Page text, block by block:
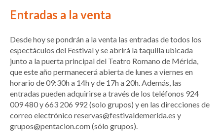
Entradas a la venta
Desde hoy se pondrán a la venta las entradas de todos los
espectáculos del Festival y se abrirá la taquilla ubicada
junto a la puerta principal del Teatro Romano de Mérida,
que este año permanecerá abierta de lunes a viernes en
horario de 09:30h a 14h y de 17h a 20h. Además, las
entradas pueden adquirirse a través de los teléfonos 924
009 480 y 663 206 992 (solo grupos) y en las direcciones de
correo electrónico reservas@festivaldemerida.es y
grupos@pentacion.com (sólo grupos).